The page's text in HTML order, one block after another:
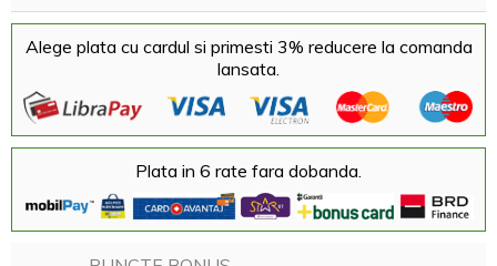
Alege plata cu cardul si primesti 3% reducere la comanda
lansata.
Plata in 6 rate fara dobanda.